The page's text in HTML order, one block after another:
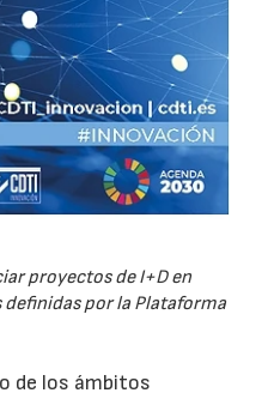
proyectos de I+D en
por la Plataforma
de los ámbitos